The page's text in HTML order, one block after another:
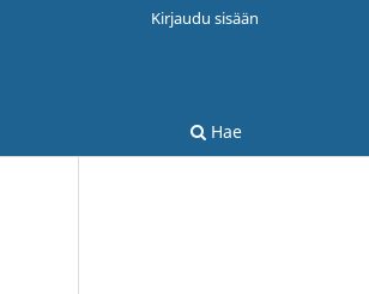
Hae
Kirjaudu sisään